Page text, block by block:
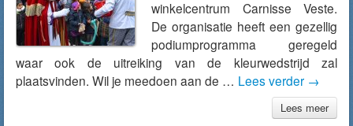
winkelcentrum Carnisse Veste.
De organisatie heeft een gezellig
podiumprogramma geregeld
waar ook de uitreiking van de kleurwedstrijd zal
plaatsvinden. Wil je meedoen aan de … Lees verder →
Lees meer